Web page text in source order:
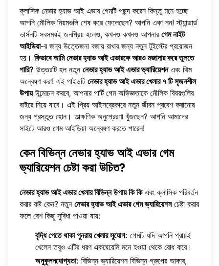
ক্লাসিক নেভার হ্যাভ আই এভার গেমটি পছন্দ করেন কিন্তু মনে হচ্ছে
আপনি মৌলিক নিয়মগুলি শেষ করে ফেলেছেন? আপনি একা নন! স্ট্যান্ডার্ড
ভার্সনটি সবসময়ই জনপ্রিয় হলেও, কখনও কখনও আপনার গেম নাইট
আইডিয়া-র জন্য উত্তেজনা বজায় রাখার জন্য নতুন টুইস্টের প্রয়োজন
হয়। কিভাবে আমি নেভার হ্যাভ আই এভারকে আরও মজাদার করে তুলতে
পারি? উত্তরটি হল নতুন নেভার হ্যাভ আই এভার ভ্যারিয়েশনএবং থিম
অন্বেষণ করা! এই গাইডটি নেভার হ্যাভ আই এভার খেলার ৭ টি সৃজনশীল
উপায়উন্মোচন করবে, আপনার পার্টি গেম অভিজ্ঞতাকে মৌলিক বিষয়গুলির
বাইরে নিয়ে যাবে। এই প্রিয় আইসব্রেকারে নতুন জীবন প্রবেশ করানোর
জন্য প্রস্তুত হোন। তাত্ক্ষণিক অনুপ্রেরণা খুঁজছেন? আপনি আমাদের
সাইটে আরও গেম আইডিয়া অন্বেষণ করতে পারেন!
কেন বিভিন্ন নেভার হ্যাভ আই এভার গেম
ভ্যারিয়েশন চেষ্টা করা উচিত?
নেভার হ্যাভ আই এভার খেলার বিভিন্ন উপায় কি কিএবং ক্লাসিক পরিবর্তন
করার কষ্ট কেন? নতুন নেভার হ্যাভ আই এভার গেম ভ্যারিয়েশনচেষ্টা করার
ফলে বেশ কিছু সুবিধা পাওয়া যায়:
বৃদ্ধি পেতে থাকা পুনরায় খেলার সুযোগ: গেমটি যদি আপনি প্রায়ই
খেলেন তবুও এটির ধরণ একঘেয়েমি মনে হওয়া থেকে রোধ করে।
অনুকূলনযোগ্যতা: বিভিন্ন ভ্যারিয়েশন বিভিন্ন গ্রুপের আকার,